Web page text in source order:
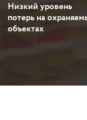
Низкий уровень
потерь на
объектах